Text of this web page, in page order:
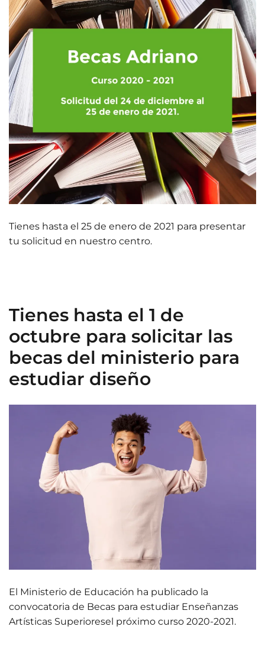
Tienes hasta el 25 de enero de 2021 para presentar
tu solicitud en nuestro centro.
Tienes hasta el 1 de
octubre para solicitar las
becas del ministerio para
estudiar diseño
El Ministerio de Educación ha publicado la
convocatoria de Becas para estudiar Enseñanzas
Artísticas Superioresel próximo curso 2020-2021.